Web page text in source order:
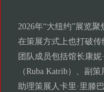
2026年“大纽约”展览
在策展方式上也打破
团队成员包括馆长康
（Ruba Katrib）、副
助理策展人卡里·里滕